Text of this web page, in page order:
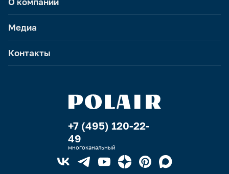
Медиа
Контакты
+7 (495) 120-22-
49
многоканальный